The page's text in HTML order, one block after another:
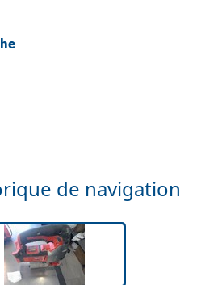
de navigation